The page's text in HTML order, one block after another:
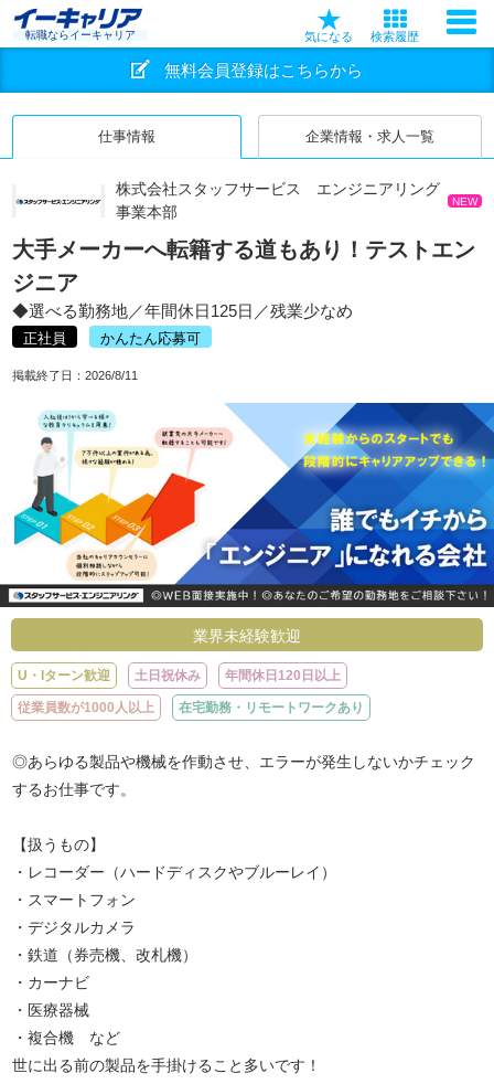
転職ならイーキャリア 気になる 検索履歴
無料会員登録はこちらから
仕事情報 企業情報・求人一覧
株式会社スタッフサービス エンジニアリング
事業本部
NEW
大手メーカーへ転籍する道もあり！テストエン
ジニア
◆選べる勤務地／年間休日125日／残業少なめ
正社員 かんたん応募可
掲載終了日： 2026/8/11
業界未経験歓迎
U・Iターン歓迎 土日祝休み 年間休日120日以上
従業員数が1000人以上 在宅勤務・リモートワークあり
◎あらゆる製品や機械を作動させ、エラーが発生しないかチェック
するお仕事です。
【扱うもの】
・レコーダー（ハードディスクやブルーレイ）
・スマートフォン
・デジタルカメラ
・鉄道（券売機、改札機）
・カーナビ
・医療器械
・複合機 など
世に出る前の製品を手掛けること多いです！